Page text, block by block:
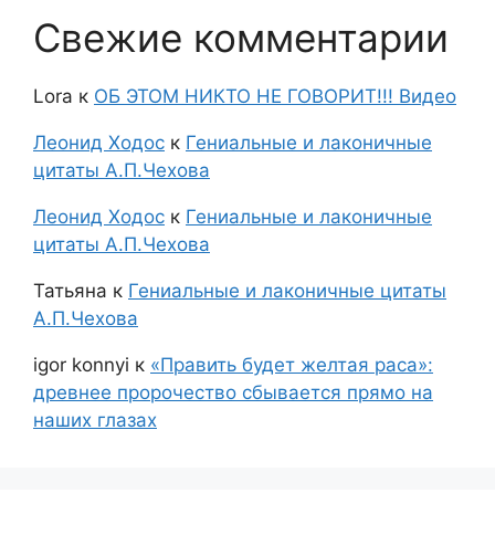
Свежие комментарии
Lora к ОБ ЭТОМ НИКТО НЕ ГОВОРИТ!!! Видео
Леонид Ходос к Гениальные и лаконичные
цитаты А.П.Чехова
Леонид Ходос к Гениальные и лаконичные
цитаты А.П.Чехова
Татьяна к Гениальные и лаконичные цитаты
А.П.Чехова
igor konnyi к «Править будет желтая раса»:
древнее пророчество сбывается прямо на
наших глазах